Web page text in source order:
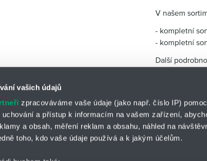
vašich údajů
zpracováváme vaše údaje (jako např. číslo IP)
uchování a přístup k informacím na vašem zařízení,
a obsah, měření reklam a obsahu, náhled na
toho, kdo vaše údaje používá a k jakým účelům.
V našem
- kompletní
- kompletní
Další
o.z. CEMA-
HENNLICH